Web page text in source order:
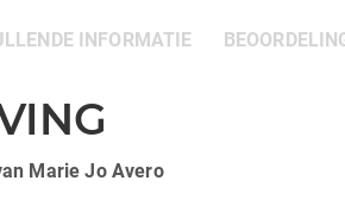
INFORMATIE
Marie Jo Avero